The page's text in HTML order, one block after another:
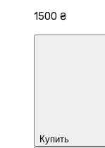
1500 ₴
Купить